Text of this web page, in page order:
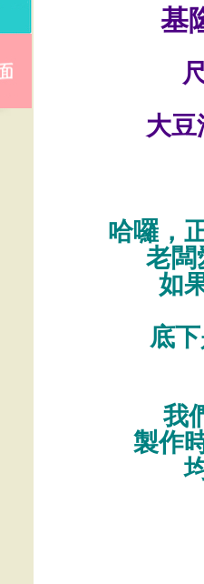
基
大
哈囉，
老闆
如
底
我
製作